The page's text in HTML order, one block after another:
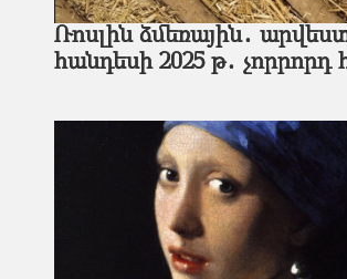
Ռոսլին ձմեռային․
հանդեսի 2025 թ․